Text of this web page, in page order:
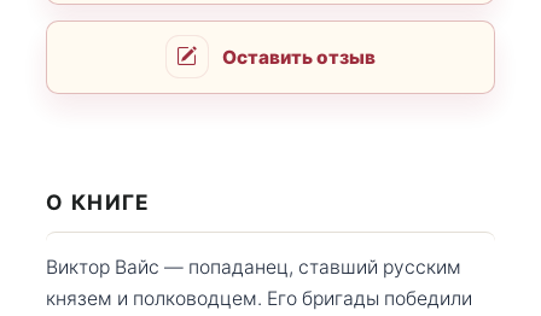
Оставить отзыв
О КНИГЕ
Виктор Вайс — попаданец, ставший русским
князем и полководцем. Его бригады победили